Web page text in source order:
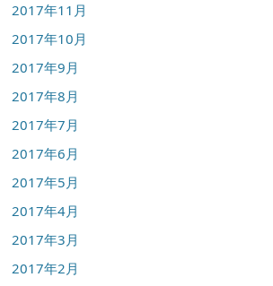
2017年11月
2017年10月
2017年9月
2017年8月
2017年7月
2017年6月
2017年5月
2017年4月
2017年3月
2017年2月